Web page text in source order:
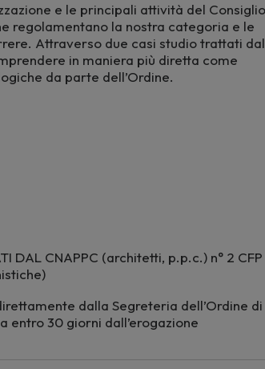
e le principali attività del Consiglio
regolamentano la nostra categoria e le
Attraverso due casi studio trattati dal
in maniera più diretta come
da parte dell’Ordine.
DAL CNAPPC (architetti, p.p.c.) n° 2 CFP
dalla Segreteria dell’Ordine di
entro 30 giorni dall’erogazione